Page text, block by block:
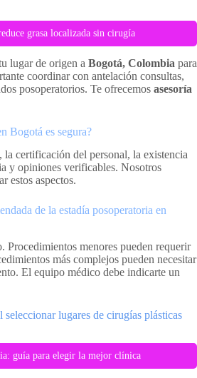
grasa localizada sin cirugía
lugar de origen a Bogotá, Colombia para
coordinar con antelación consultas,
posoperatorios. Te ofrecemos asesoría
Bogotá es segura?
, la certificación del personal, la existencia
y opiniones verificables. Nosotros
estos aspectos.
de la estadía posoperatoria en
Procedimientos menores pueden requerir
más complejos pueden necesitar
El equipo médico debe indicarte un
seleccionar lugares de cirugías plásticas
guía para elegir la mejor clínica